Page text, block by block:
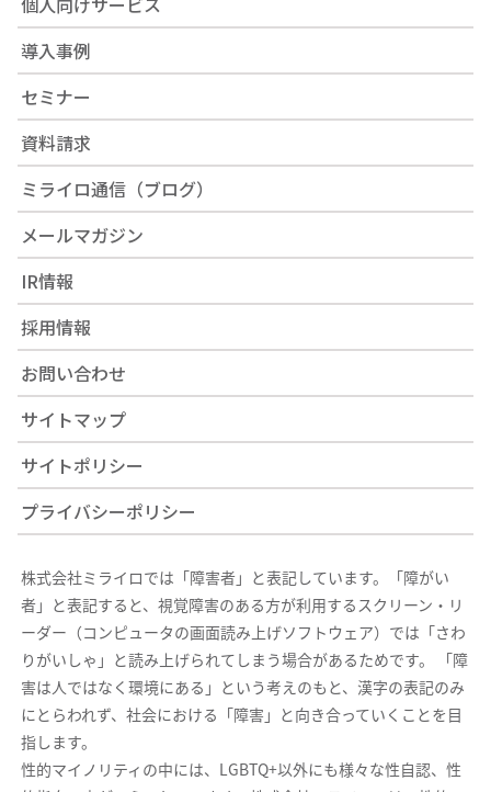
導入事例
セミナー
資料請求
ミライロ通信（ブログ）
メールマガジン
IR情報
採用情報
お問い合わせ
サイトマップ
サイトポリシー
プライバシーポリシー
株式会社ミライロでは「障害者」と表記しています。「障がい
者」と表記すると、視覚障害のある方が利用するスクリーン・リ
ーダー（コンピュータの画面読み上げソフトウェア）では「さわ
りがいしゃ」と読み上げられてしまう場合があるためです。 「障
害は人ではなく環境にある」という考えのもと、漢字の表記のみ
にとらわれず、社会における「障害」と向き合っていくことを目
指します。
性的マイノリティの中には、LGBTQ+以外にも様々な性自認、性